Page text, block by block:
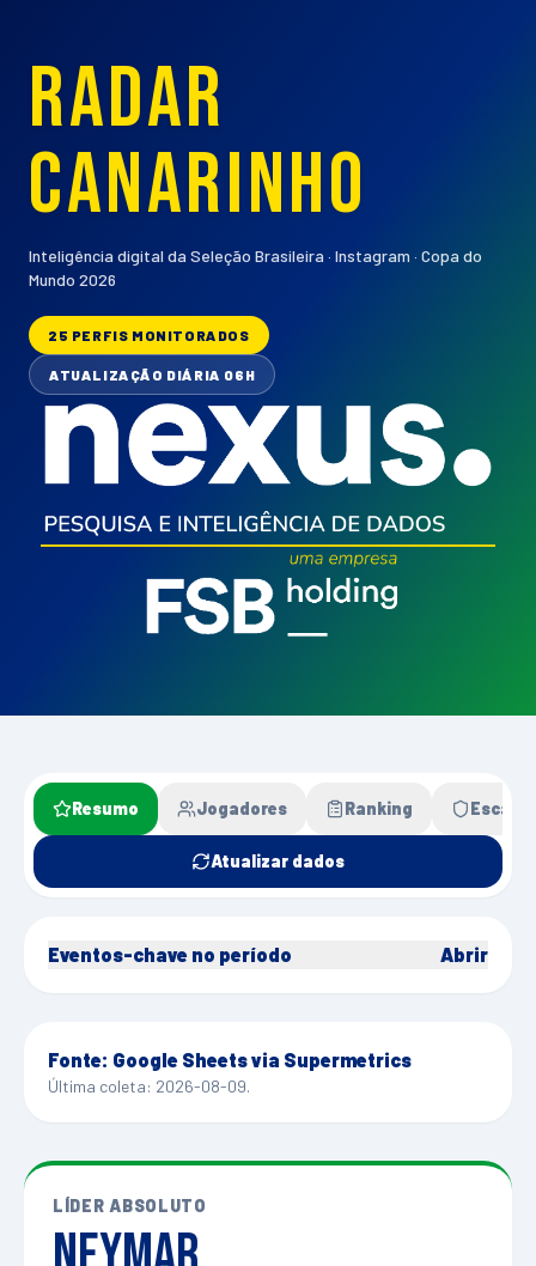
RADAR
CANARINHO
Inteligência digital da Seleção Brasileira · Instagram · Copa do
Mundo 2026
25 PERFIS MONITORADOS
ATUALIZAÇÃO DIÁRIA 06H
Resumo Jogadores Ranking
Atualizar dados
Eventos-chave no período Abrir
Fonte: Google Sheets via Supermetrics
Última coleta: 2026-08-09.
LÍDER ABSOLUTO